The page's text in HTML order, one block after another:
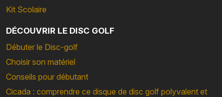
Kit Scolaire
DÉCOUVRIR LE DISC GOLF
Débuter le Disc-golf
Choisir son matériel
Conseils pour débutant
Cicada : comprendre ce disque de disc golf polyvalent et